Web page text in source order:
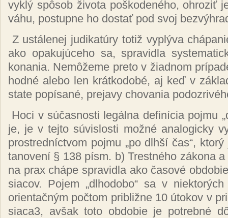
vyk­lý spô­sob ži­vo­ta poš­ko­de­né­ho, oh­ro­ziť
vá­hu, pos­tup­ne ho dos­tať pod svoj
Z us­tá­le­nej ju­di­ka­tú­ry to­tiž vy­plý­va
ako opa­ku­jú­ce­ho sa, spra­vid­la
ko­na­nia. Ne­mô­že­me pre­to v žiad­nom
hod­né ale­bo len krát­ko­do­bé, aj keď v
sta­te po­pí­sa­né, pre­ja­vy cho­va­nia
Ho­ci v sú­čas­nos­ti le­gál­na de­fi­ní­cia poj­mu
je, je v tej­to sú­vis­los­ti mož­né ana­lo­gic­ky
pros­tred­níc­tvom poj­mu „po dl­hší čas“,
ta­no­ve­ní § 138 písm. b) Tres­tné­ho zá­ko­na
na prax chá­pe spra­vid­la ako ča­so­vé
sia­cov. Po­jem „dl­ho­do­bo“ sa v
orien­tač­ným poč­tom prib­liž­ne 10 úto­kov v
sia­ca3, av­šak to­to ob­do­bie je pot­reb­né